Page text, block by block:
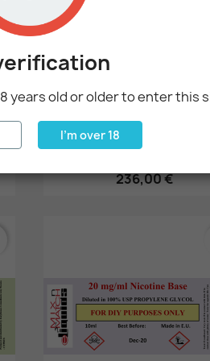
Hurtigsyning
236,00 €
years old or older to enter this
I'm over 18